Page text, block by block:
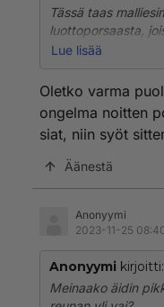
Tässä taas
luottoporsaasta,
alotuksen ja toinen
Te tiedätte
koko yleisölle niin
Lue lisää
Oletko varma
ongelma noitten
siat, niin syöt
Äänestä
Anonyymi
2023-11-25
Anonyymi kirjoitti:
Meinaako äidin